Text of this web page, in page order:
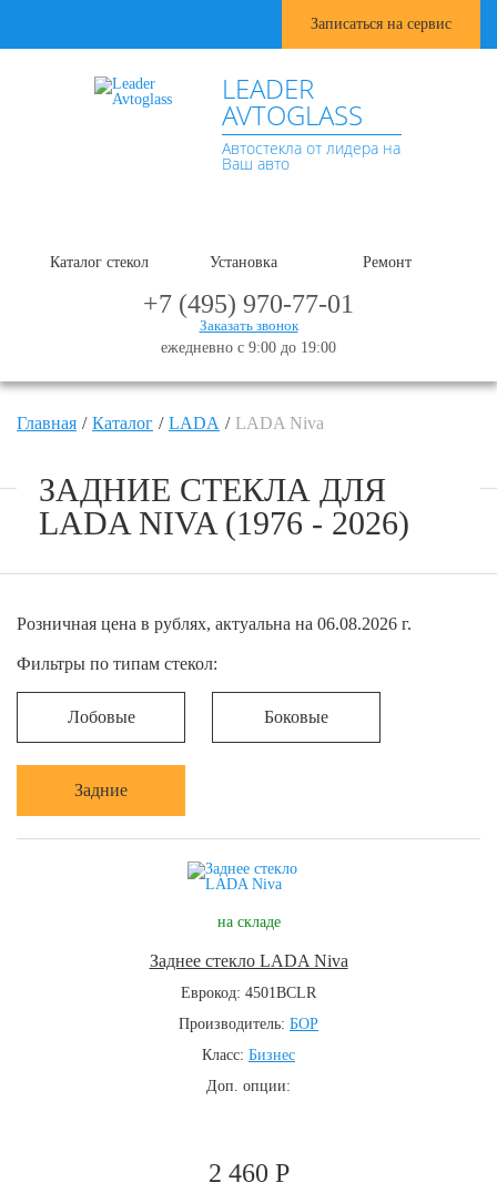
Записаться на сервис
LEADER
AVTOGLASS
Автостекла от лидера на
Ваш авто
Каталог стекол Установка Ремонт
+7 (495) 970-77-01
Заказать звонок
ежедневно с 9:00 до 19:00
Главная Каталог LADA LADA Niva
ЗАДНИЕ СТЕКЛА ДЛЯ
LADA NIVA (1976 - 2026)
Розничная цена в рублях, актуальна на 06.08.2026 г.
Фильтры по типам стекол:
Лобовые Боковые
Задние
на складе
Заднее стекло LADA Niva
Еврокод: 4501BCLR
Производитель: БОР
Класс: Бизнес
Доп. опции:
2 460 Р